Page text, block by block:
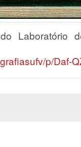
Laboratório
p/Daf-